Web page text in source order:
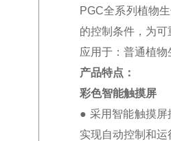
PGC全系列植物
的控制条件，为可
应用于：普通植
产品特点：
彩色智能触摸屏
● 采用智能触摸
实现自动控制和运